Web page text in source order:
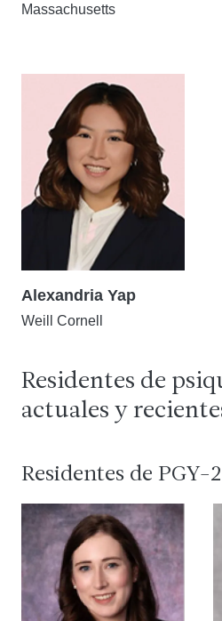
Massachusetts
Alexandria Yap
Weill Cornell
Residentes de
actuales y
Residentes de PGY-2